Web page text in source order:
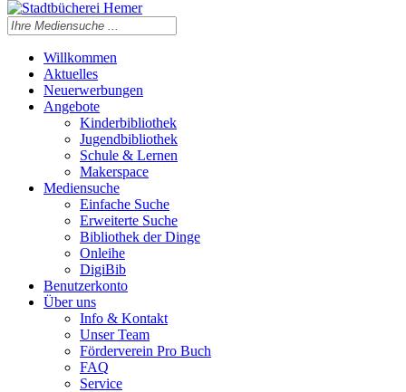
Willkommen
Aktuelles
Neuerwerbungen
Angebote
Kinderbibliothek
Jugendbibliothek
Schule & Lernen
Makerspace
Mediensuche
Einfache Suche
Erweiterte Suche
Bibliothek der Dinge
Onleihe
DigiBib
Benutzerkonto
Über uns
Info & Kontakt
Unser Team
Förderverein Pro Buch
FAQ
Service